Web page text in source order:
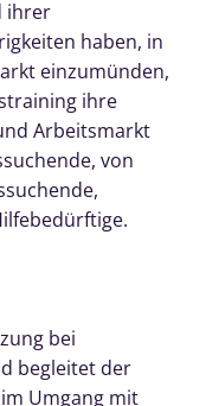
ihrer
haben, in
einzumünden,
ihre
Arbeitsmarkt
von
bei
begleitet der
Umgang mit